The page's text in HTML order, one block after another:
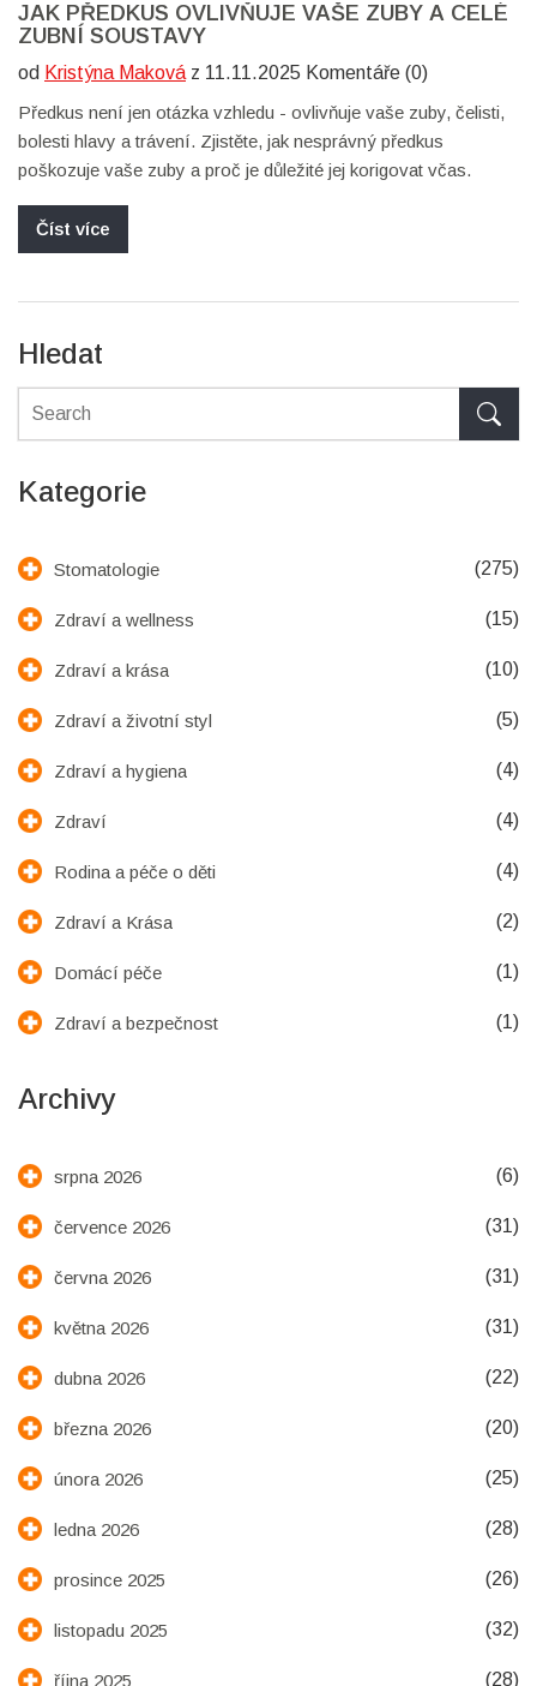
JAK PŘEDKUS OVLIVŇUJE VAŠE ZUBY A CELÉ
ZUBNÍ SOUSTAVY
od Kristýna Maková z 11.11.2025 Komentáře (0)
Předkus není jen otázka vzhledu - ovlivňuje vaše zuby, čelisti,
bolesti hlavy a trávení. Zjistěte, jak nesprávný předkus
poškozuje vaše zuby a proč je důležité jej korigovat včas.
Číst více
Hledat
Kategorie
Stomatologie (275)
Zdraví a wellness (15)
Zdraví a krása (10)
Zdraví a životní styl (5)
Zdraví a hygiena (4)
Zdraví (4)
Rodina a péče o děti (4)
Zdraví a Krása (2)
Domácí péče (1)
Zdraví a bezpečnost (1)
Archivy
srpna 2026 (6)
července 2026 (31)
června 2026 (31)
května 2026 (31)
dubna 2026 (22)
března 2026 (20)
února 2026 (25)
ledna 2026 (28)
prosince 2025 (26)
listopadu 2025 (32)
října 2025 (28)